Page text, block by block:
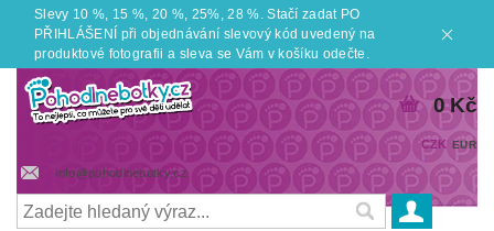
Slevy 10 %, 15 %, 20 %, 25%, 28 %. Stačí zadat PO
PŘIHLÁŠENÍ při objednávání slevový kód uvedený na
produktové fotografii a sleva se Vám v košíku odečte.
info@pohodlnebotky.cz
CZK EUR
0 Kč